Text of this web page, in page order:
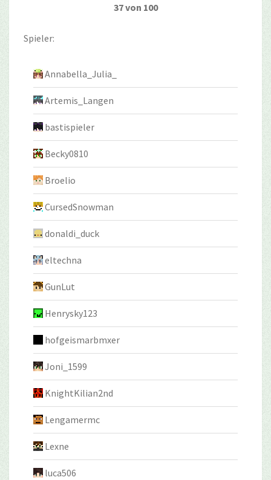
37 von 100
Spieler:
Annabella_Julia_
Artemis_Langen
bastispieler
Becky0810
Broelio
CursedSnowman
donaldi_duck
eltechna
GunLut
Henrysky123
hofgeismarbmxer
Joni_1599
KnightKilian2nd
Lengamermc
Lexne
luca506